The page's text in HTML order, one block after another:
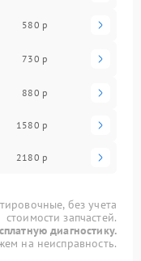
580 р
730 р
880 р
1580 р
2180 р
без учета
стоимости запчастей.
диагностику.
на неисправность.